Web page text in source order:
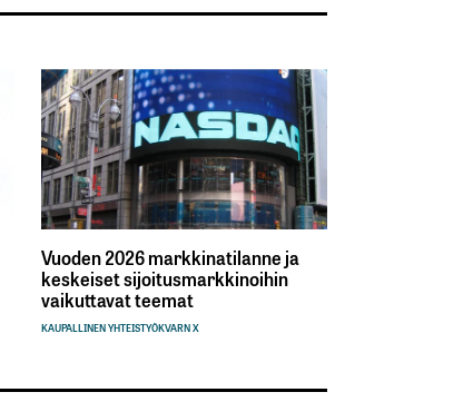
Vuoden 2026 markkinatilanne ja
keskeiset sijoitusmarkkinoihin
vaikuttavat teemat
KAUPALLINEN YHTEISTYÖKVARN X